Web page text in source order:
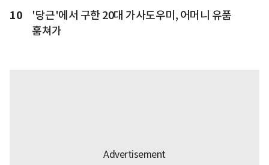
10
'당근'에서 구한 20대 가사도우미, 어머니 유품
훔쳐가